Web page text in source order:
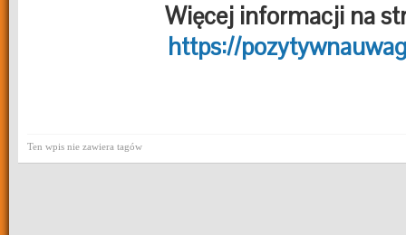
Więcej informacji na
https://
Ten wpis nie zawiera tagów